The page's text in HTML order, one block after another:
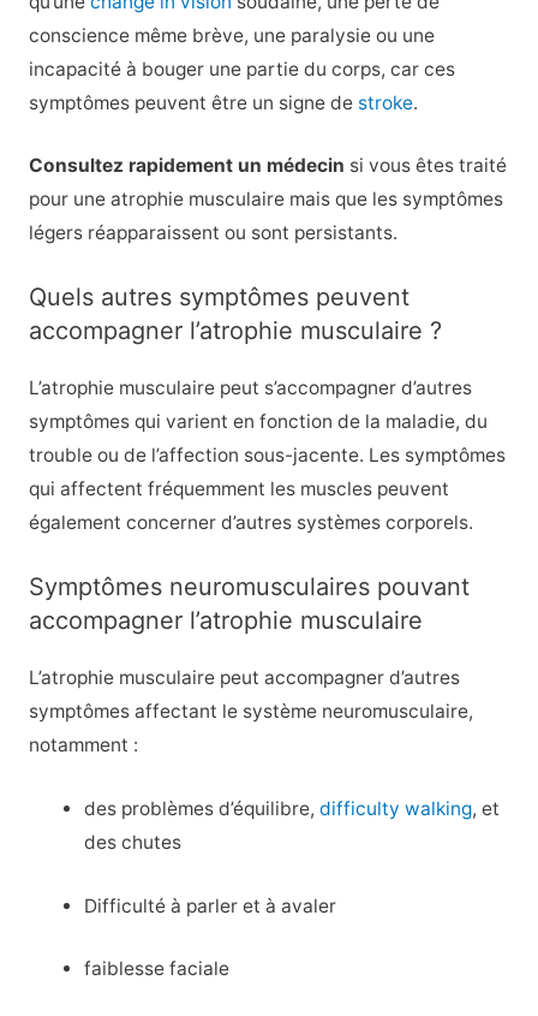
conscience même brève, une paralysie ou une
incapacité à bouger une partie du corps, car ces
symptômes peuvent être un signe de stroke.
Consultez rapidement un médecin si vous êtes traité
pour une atrophie musculaire mais que les symptômes
légers réapparaissent ou sont persistants.
Quels autres symptômes peuvent
accompagner l’atrophie musculaire ?
L’atrophie musculaire peut s’accompagner d’autres
symptômes qui varient en fonction de la maladie, du
trouble ou de l’affection sous-jacente. Les symptômes
qui affectent fréquemment les muscles peuvent
également concerner d’autres systèmes corporels.
Symptômes neuromusculaires pouvant
accompagner l’atrophie musculaire
L’atrophie musculaire peut accompagner d’autres
symptômes affectant le système neuromusculaire,
notamment :
des problèmes d’équilibre,difficulty walking, et
des chutes
Difficulté à parler et à avaler
faiblesse faciale